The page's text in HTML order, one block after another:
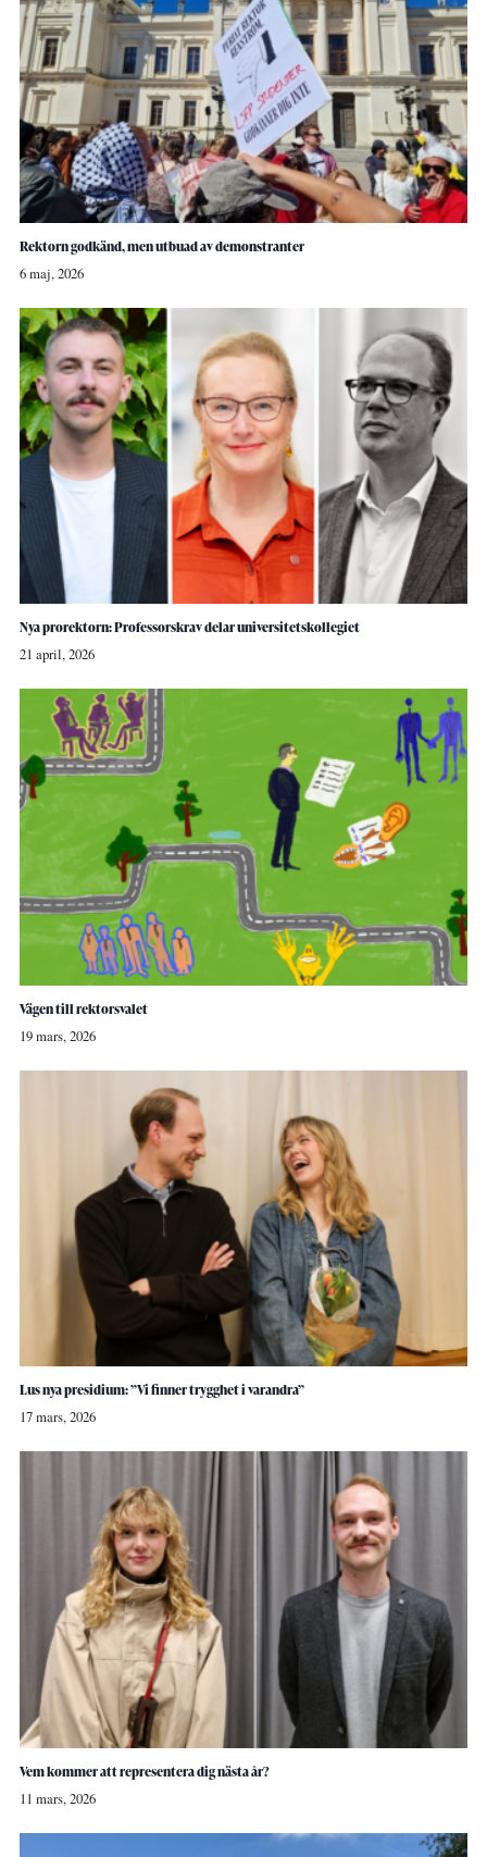
Rektorn godkänd, men utbuad av demonstranter
6 maj, 2026
Nya prorektorn: Professorskrav delar universitetskollegiet
21 april, 2026
Vägen till rektorsvalet
19 mars, 2026
Lus nya presidium: ”Vi finner trygghet i varandra”
17 mars, 2026
Vem kommer att representera dig nästa år?
11 mars, 2026